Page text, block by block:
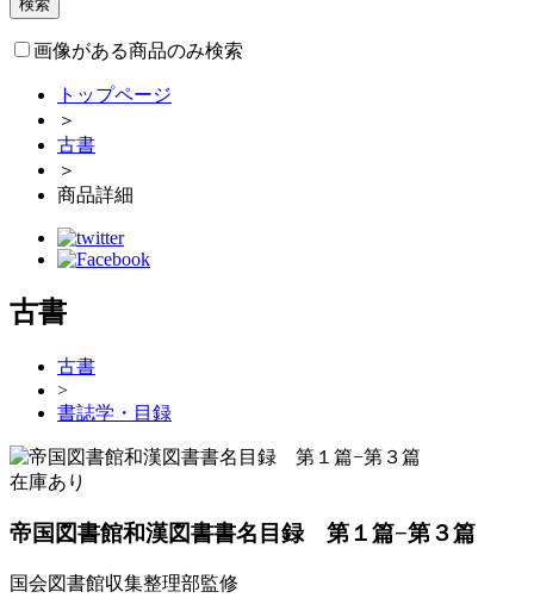
画像がある商品のみ検索
トップページ
＞
古書
＞
商品詳細
古書
古書
>
書誌学・目録
在庫あり
帝国図書館和漢図書書名目録 第１篇−第３篇
国会図書館収集整理部監修